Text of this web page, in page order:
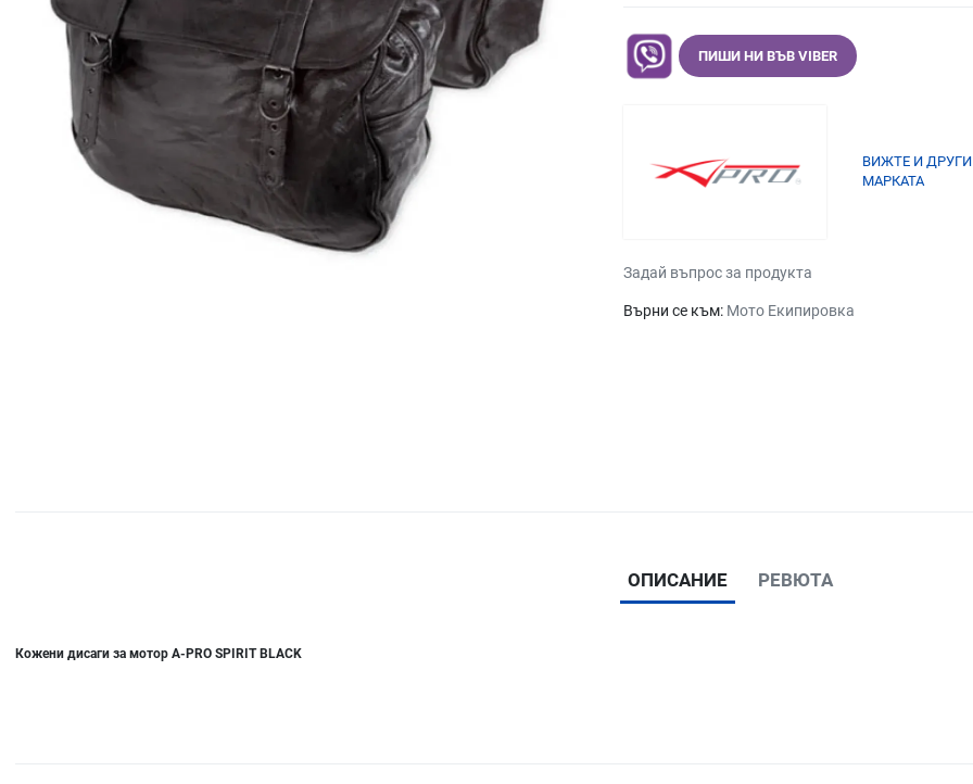
ПИШИ НИ ВЪВ VIBER
ВИЖТЕ И
МАРКАТА
Задай въпрос за продукта
Върни се към: Мото Екипировка
ОПИСАНИЕ РЕВЮТА
Кожени дисаги за мотор A-PRO SPIRIT BLACK